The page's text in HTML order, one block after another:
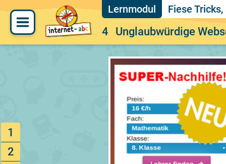
Fiese
4 Unglaubwürdige
1
2